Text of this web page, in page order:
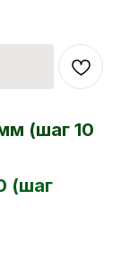
(шаг 10
(шаг